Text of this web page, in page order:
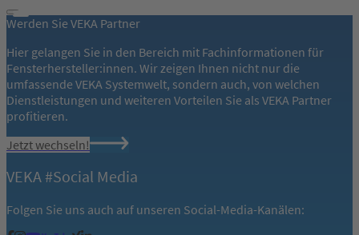
Werden Sie VEKA Partner
Hier gelangen Sie in den Bereich mit Fachinformationen für
Fensterhersteller:innen. Wir zeigen Ihnen nicht nur die
umfassende VEKA Systemwelt, sondern auch, von welchen
Dienstleistungen und weiteren Vorteilen Sie als VEKA Partner
profitieren.
Jetzt wechseln!
VEKA #Social Media
Folgen Sie uns auch auf unseren Social-Media-Kanälen: